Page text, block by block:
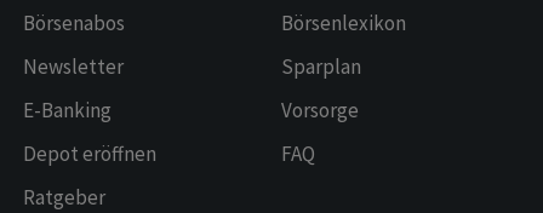
Börsenabos
Newsletter
E-Banking
Depot eröffnen
Ratgeber
Börsenlexikon
Sparplan
Vorsorge
FAQ